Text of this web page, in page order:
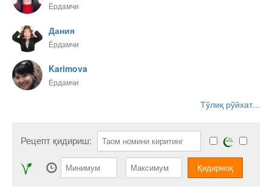
Ёрдамчи
Дания
Ёрдамчи
Karimova
Ёрдамчи
Тўлиқ рўйхат...
Рецепт қидириш: